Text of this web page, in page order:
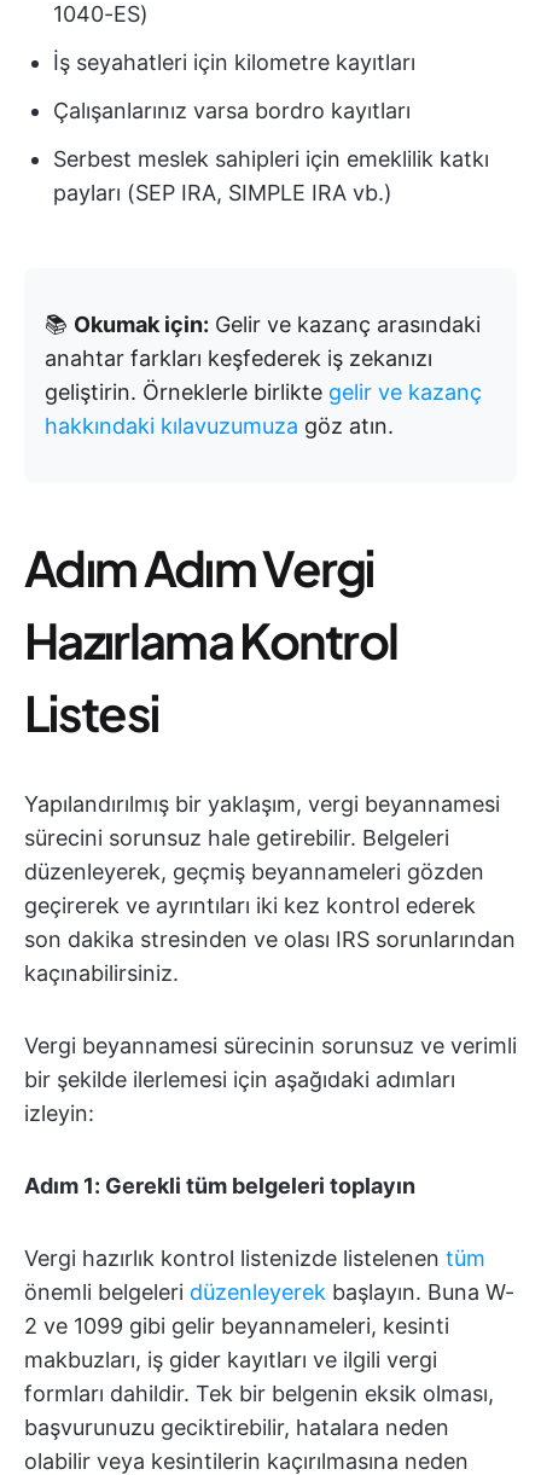
1040-ES)
İş seyahatleri için kilometre kayıtları
Çalışanlarınız varsa bordro kayıtları
Serbest meslek sahipleri için emeklilik katkı
payları (SEP IRA, SIMPLE IRA vb.)
📚 Okumak için: Gelir ve kazanç arasındaki
anahtar farkları keşfederek iş zekanızı
geliştirin. Örneklerle birlikte gelir ve kazanç
hakkındaki kılavuzumuza göz atın.
Adım Adım Vergi
Hazırlama Kontrol
Listesi
Yapılandırılmış bir yaklaşım, vergi beyannamesi
sürecini sorunsuz hale getirebilir. Belgeleri
düzenleyerek, geçmiş beyannameleri gözden
geçirerek ve ayrıntıları iki kez kontrol ederek
son dakika stresinden ve olası IRS sorunlarından
kaçınabilirsiniz.
Vergi beyannamesi sürecinin sorunsuz ve verimli
bir şekilde ilerlemesi için aşağıdaki adımları
izleyin:
Adım 1: Gerekli tüm belgeleri toplayın
Vergi hazırlık kontrol listenizde listelenen tüm
önemli belgeleri düzenleyerek başlayın. Buna W-
2 ve 1099 gibi gelir beyannameleri, kesinti
makbuzları, iş gider kayıtları ve ilgili vergi
formları dahildir. Tek bir belgenin eksik olması,
başvurunuzu geciktirebilir, hatalara neden
olabilir veya kesintilerin kaçırılmasına neden